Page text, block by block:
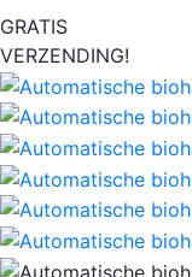
GRATIS
VERZENDING!